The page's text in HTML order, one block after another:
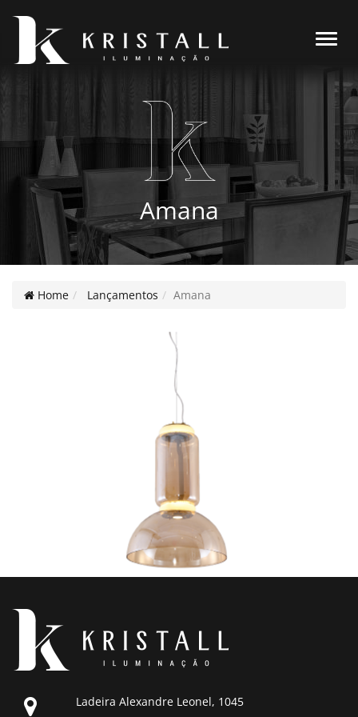
Amana
Home Lançamentos Amana
Ladeira Alexandre Leonel, 1045